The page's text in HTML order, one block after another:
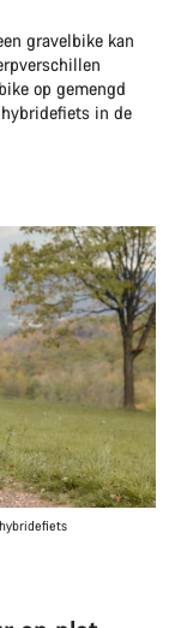
gravelbike kan
op gemengd
in de